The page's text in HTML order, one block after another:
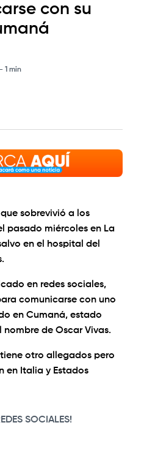
con su
1 min
sobrevivió a los
pasado miércoles en La
en el hospital del
en redes sociales,
comunicarse con uno
en Cumaná, estado
nombre de Oscar Vivas.
otro allegados pero
en Italia y Estados
SOCIALES!